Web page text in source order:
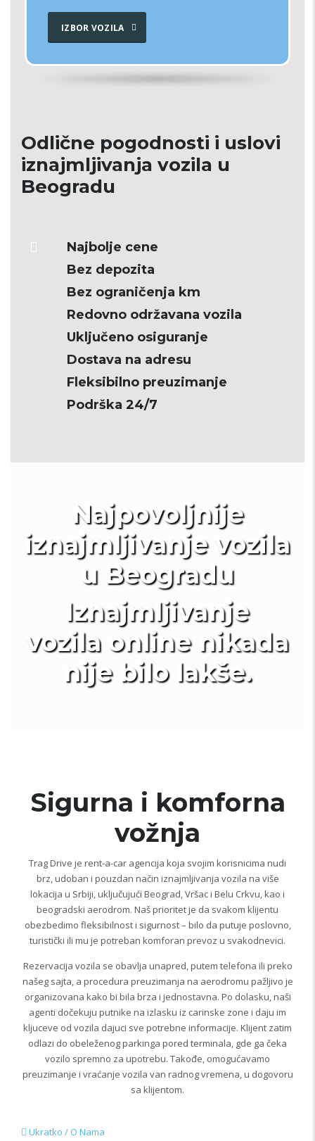
IZBOR VOZILA
Odlične pogodnosti i uslovi
iznajmljivanja vozila u
Beogradu
Najbolje cene
Bez depozita
Bez ograničenja km
Redovno održavana vozila
Uključeno osiguranje
Dostava na adresu
Fleksibilno preuzimanje
Podrška 24/7
Najpovoljnije
iznajmljivanje vozila
u Beogradu
Iznajmljivanje
vozila online nikada
nije bilo lakše.
Sigurna i komforna
vožnja
Trag Drive je rent-a-car agencija koja svojim korisnicima nudi
brz, udoban i pouzdan način iznajmljivanja vozila na više
lokacija u Srbiji, uključujući Beograd, Vršac i Belu Crkvu, kao i
beogradski aerodrom. Naš prioritet je da svakom klijentu
obezbedimo fleksibilnost i sigurnost – bilo da putuje poslovno,
turistički ili mu je potreban komforan prevoz u svakodnevici.
Rezervacija vozila se obavlja unapred, putem telefona ili preko
našeg sajta, a procedura preuzimanja na aerodromu pažljivo je
organizovana kako bi bila brza i jednostavna. Po dolasku, naši
agenti dočekuju putnike na izlasku iz carinske zone i daju im
kljuceve od vozila dajuci sve potrebne informacije. Klijent zatim
odlazi do obeleženog parkinga pored terminala, gde ga čeka
vozilo spremno za upotrebu. Takođe, omogućavamo
preuzimanje i vraćanje vozila van radnog vremena, u dogovoru
sa klijentom.
Ukratko / O Nama